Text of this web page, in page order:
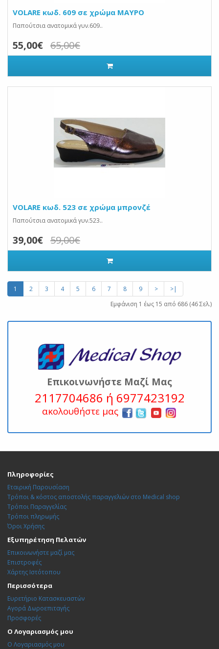
VOLARE κωδ. 609 σε χρώμα ΜΑΥΡΟ
Παπούτσια ανατομικά γυν.609..
55,00€ 65,00€
VOLARE κωδ. 523 σε χρώμα μπρονζέ
Παπούτσια ανατομικά γυν.523..
39,00€ 59,00€
1 2 3 4 5 6 7 8 9 >
>|
Εμφάνιση 1 έως 15 από 686 (46 Σελ.)
Επικοινωνήστε Μαζί Μας
2117704686 ή 6977423192
ακολουθήστε μας
Πληροφορίες
Εταιρική Παρουσίαση
Τρόποι & κόστος αποστολής παραγγελιών στο Medical shop
Τρόποι Παραγγελίας
Τρόποι πληρωμής
Όροι Χρήσης
Εξυπηρέτηση Πελατών
Επικοινωνήστε μαζί μας
Επιστροφές
Χάρτης Ιστότοπου
Περισσότερα
Ευρετήριο Κατασκευαστών
Αγορά Δωροεπιταγής
Προσφορές
Ο Λογαριασμός μου
Ο Λογαριασμός μου